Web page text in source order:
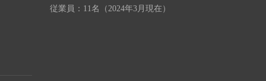
従業員：11名（2024年3月現在）